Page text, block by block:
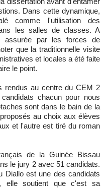
Dans cette dynamique,
comme l'utilisation des
les salles de classes. A
assurée par les forces de
que la traditionnelle visite
et locales a été faite
le point.
rendus au centre du CEM 2
chacun pour nous
sont dans le bain de la
au choix aux élèves
et l'autre est tiré du roman
de la Guinée Bissau
le jury 2 avec 51 candidats.
Diallo est une des candidats
elle soutient que c'est sa